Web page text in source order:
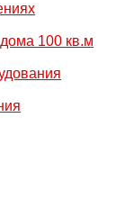
100 кв.м